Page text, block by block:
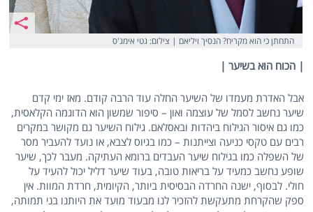
התחתן כי הוא מקריח? הנסיך ויליאם | צילום: גטי אימג'ס
| הכוח הוא בשיער |
אבל האדרת מעמדו של השיער החלה עוד הרבה קודם. מאז ימי קדם
שיער נחשב לסמל של עוצמה ואון – סיפור שמשון הוא הדוגמה הקלאסית,
כמו גם איסור הגילוח ביהדות ובאסלאם. גילוח השיער גם מקושר במקרים
רבים עם טקסי כניעה וצייתנות – כמו בגיוס לצבא, או נועד להעביר מסר
של השפלה כמו בגילוח שיער העבדים ברומא העתיקה. מעבר לכך, שיער
שופע נחשב כמעיד על בריאות טובה, בעוד שיער דליל יכול להעיד על
חולי. לבסוף, ישנה החרדה הבסיסית ביותר, הקיומית, חרדת המוות. אין
ספק שהקרחת מתעקשת להזכיר לנו מבעוד מועד את היותנו בני תמותה,